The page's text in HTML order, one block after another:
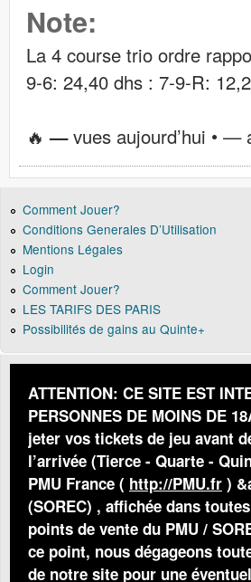
Note:
La 4 course trio ordre
9-6: 24,40 dhs : 7-9-R:
🔥—vues aujourd’hui •—
Comment Jouer?
Conditions Generales D’Utilisation
Mentions Légales
Login
Comment Jouer?
LES TARIFS DES PARIS
Possibilités de gains au Quinte+
ATTENTION: CE SITE EST
PERSONNES DE MOINS DE
jeter vos tickets de jeu avant
l’arrivée (Tierce - Quarte -
PMU France ( http://PMU.fr )
(SOREC) , affichée dans
points de vente du PMU /
ce point, nous dégageons
de notre site pour une